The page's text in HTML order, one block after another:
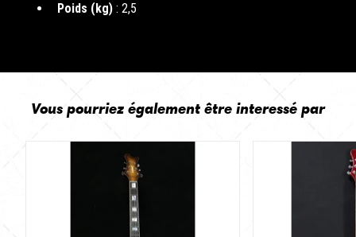
Poids (kg) : 2,5
Vous pourriez également être interessé par